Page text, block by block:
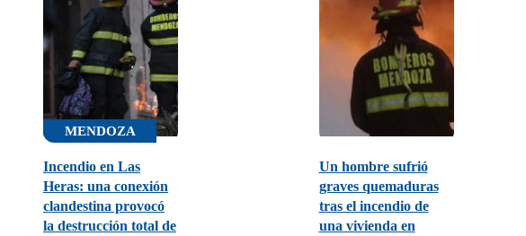
MENDOZA
Incendio en Las
Heras: una conexión
clandestina provocó
la destrucción total de
Un hombre sufrió
graves quemaduras
tras el incendio de
una vivienda en